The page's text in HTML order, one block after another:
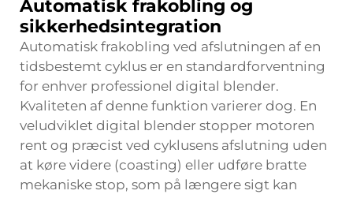
Automatisk frakobling og
sikkerhedsintegration
Automatisk frakobling ved afslutningen af en
tidsbestemt cyklus er en standardforventning
for enhver professionel digital blender.
Kvaliteten af denne funktion varierer dog. En
veludviklet digital blender stopper motoren
rent og præcist ved cyklusens afslutning uden
at køre videre (coasting) eller udføre bratte
mekaniske stop, som på længere sigt kan